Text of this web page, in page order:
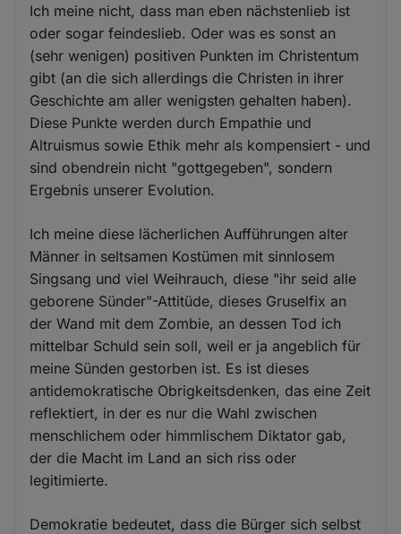
Ich meine nicht, dass man eben nächstenlieb ist
oder sogar feindeslieb. Oder was es sonst an
(sehr wenigen) positiven Punkten im Christentum
gibt (an die sich allerdings die Christen in ihrer
Geschichte am aller wenigsten gehalten haben).
Diese Punkte werden durch Empathie und
Altruismus sowie Ethik mehr als kompensiert - und
sind obendrein nicht "gottgegeben", sondern
Ergebnis unserer Evolution.
Ich meine diese lächerlichen Aufführungen alter
Männer in seltsamen Kostümen mit sinnlosem
Singsang und viel Weihrauch, diese "ihr seid alle
geborene Sünder"-Attitüde, dieses Gruselfix an
der Wand mit dem Zombie, an dessen Tod ich
mittelbar Schuld sein soll, weil er ja angeblich für
meine Sünden gestorben ist. Es ist dieses
antidemokratische Obrigkeitsdenken, das eine Zeit
reflektiert, in der es nur die Wahl zwischen
menschlichem oder himmlischem Diktator gab,
der die Macht im Land an sich riss oder
legitimierte.
Demokratie bedeutet, dass die Bürger sich selbst